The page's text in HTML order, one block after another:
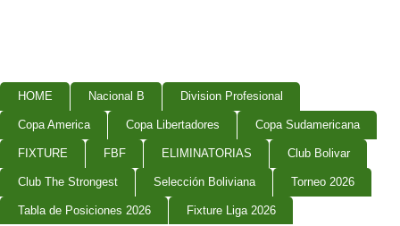
HOME Nacional B Division Profesional
Copa America Copa Libertadores Copa Sudamericana
FIXTURE FBF ELIMINATORIAS Club Bolivar
Club The Strongest Selección Boliviana Torneo 2026
Tabla de Posiciones 2026 Fixture Liga 2026